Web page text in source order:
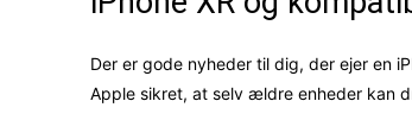
Der er gode nyheder til dig, der ejer en
Apple sikret, at selv ældre enheder kan